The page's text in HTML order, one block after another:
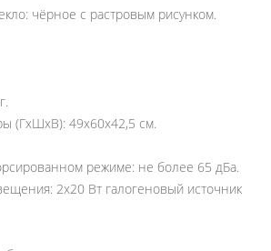
чёрное с растровым рисунком.
(ГхШхВ): 49х60х42,5 см.
режиме: не более 65 дБа.
2х20 Вт галогеновый источник